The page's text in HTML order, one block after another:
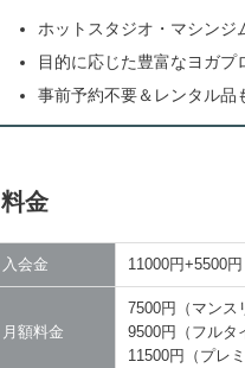
ホットスタジオ・マシンジ
目的に応じた豊富なヨガプ
事前予約不要＆レンタル品
料金
入会金 11000円+5500円
月額料金
7500円（マンス
9500円（フルタ
11500円（プレミ